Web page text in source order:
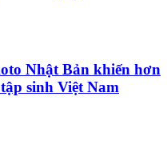
Nhật Bản khiến hơn
sinh Việt Nam